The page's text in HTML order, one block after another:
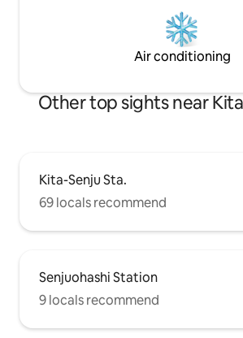
式〉 エアコン、布団最大三組、クローゼ
ット。 〈キッチン設備〉 ・ガスコンロⅠ
口、冷蔵庫、電子レンジ、炊飯器（事前
予約）、食器類一式、グラス、マグカッ
ナイフ、フォーク、スプーン、子ども用
食器。 〈浴室〉 ・シャワー、バスタブ、
ースペース〉 洗濯機、洗濯洗剤、洗濯用
ハンガー、洋式寝室のバルコニーに洗濯
物を干せます、是非ご利用ください。
【お部屋は綺麗ご利用ください。 】 ＊ホ
すのでご了承くださいませ。 例) 嘔吐、排
泄物などでリネンや家具を汚す。 上記の
例などで、シーツなど交換が必要な場合
は、そちらも併せてご請求いたします。
Air conditioning
Other top sights near
Kita-Senju Sta.
69 locals recommend
Senjuohashi Station
9 locals recommend